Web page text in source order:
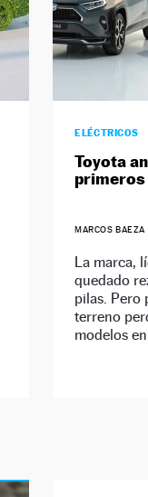
ELÉCTRICOS
Toyota
MARCOS BAEZA
La marca,
quedado
pilas. Pero
terreno
modelos